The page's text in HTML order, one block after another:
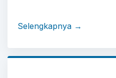
dalam mendukung
penguatan
Selengkapnya →